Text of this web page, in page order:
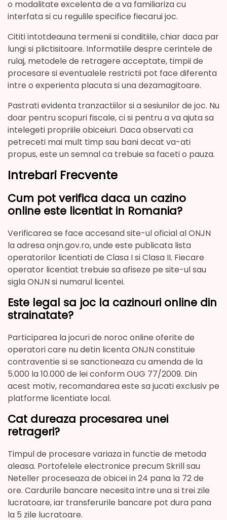
o modalitate excelenta de a va familiariza cu
interfata si cu regulile specifice fiecarui joc.
Cititi intotdeauna termenii si conditiile, chiar daca par
lungi si plictisitoare. Informatiile despre cerintele de
rulaj, metodele de retragere acceptate, timpii de
procesare si eventualele restrictii pot face diferenta
intre o experienta placuta si una dezamagitoare.
Pastrati evidenta tranzactiilor si a sesiunilor de joc. Nu
doar pentru scopuri fiscale, ci si pentru a va ajuta sa
intelegeti propriile obiceiuri. Daca observati ca
petreceti mai mult timp sau bani decat va-ati
propus, este un semnal ca trebuie sa faceti o pauza.
Intrebari Frecvente
Cum pot verifica daca un cazino
online este licentiat in Romania?
Verificarea se face accesand site-ul oficial al ONJN
la adresa onjn.gov.ro, unde este publicata lista
operatorilor licentiati de Clasa I si Clasa II. Fiecare
operator licentiat trebuie sa afiseze pe site-ul sau
sigla ONJN si numarul licentei.
Este legal sa joc la cazinouri online din
strainatate?
Participarea la jocuri de noroc online oferite de
operatori care nu detin licenta ONJN constituie
contraventie si se sanctioneaza cu amenda de la
5.000 la 10.000 de lei conform OUG 77/2009. Din
acest motiv, recomandarea este sa jucati exclusiv pe
platforme licentiate local.
Cat dureaza procesarea unei
retrageri?
Timpul de procesare variaza in functie de metoda
aleasa. Portofelele electronice precum Skrill sau
Neteller proceseaza de obicei in 24 pana la 72 de
ore. Cardurile bancare necesita intre una si trei zile
lucratoare, iar transferurile bancare pot dura pana
la 5 zile lucratoare.